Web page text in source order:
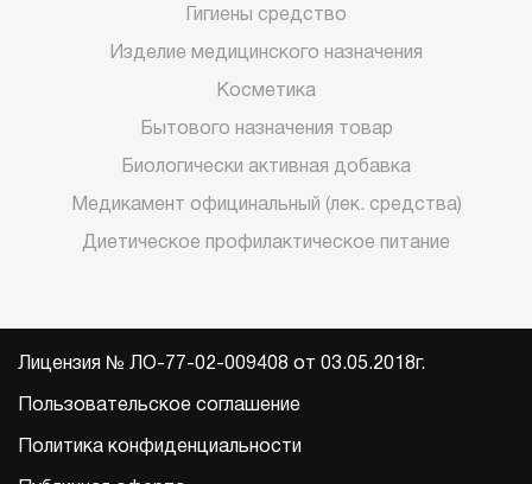
Гигиены средство
Изделие медицинского назначения
Косметика
Бытового назначения товар
Биологически активная добавка
Медикамент официнальный (лек. средства)
Диетическое профилактическое питание
Лицензия № ЛО-77-02-009408 от 03.05.2018г.
Пользовательское соглашение
Политика конфиденциальности